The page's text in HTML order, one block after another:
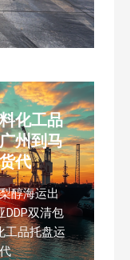
化工品
州到马
代
醇海运出
DDP双清包
工品托盘运